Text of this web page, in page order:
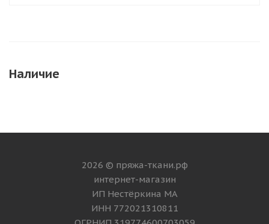
Наличие
2026 © пряжа-ткани.рф
интернет-магазин
ИП Нестёркина МА
ИНН 772021310811